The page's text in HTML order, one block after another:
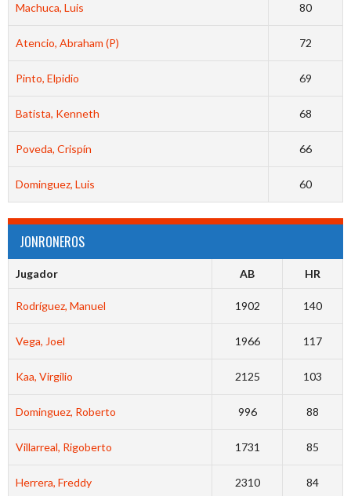
Machuca, Luis 80
Atencio, Abraham (P) 72
Pinto, Elpidio 69
Batista, Kenneth 68
Poveda, Crispín 66
Dominguez, Luis 60
JONRONEROS
Jugador AB HR
Rodríguez, Manuel 1902 140
Vega, Joel 1966 117
Kaa, Virgilio 2125 103
Dominguez, Roberto 996 88
Villarreal, Rigoberto 1731 85
Herrera, Freddy 2310 84